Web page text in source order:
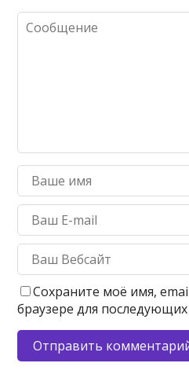
Сохраните моё имя,
браузере для